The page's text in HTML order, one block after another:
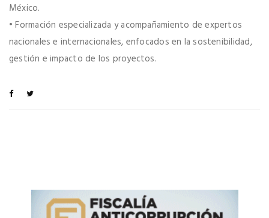
México.
• Formación especializada y acompañamiento de expertos
nacionales e internacionales, enfocados en la sostenibilidad,
gestión e impacto de los proyectos.